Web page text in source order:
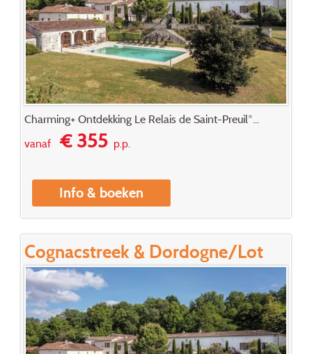
Charming+ Ontdekking Le Relais de Saint-Preuil*...
vanaf€ 355p.p.
Info & boeken
Cognacstreek & Dordogne/Lot